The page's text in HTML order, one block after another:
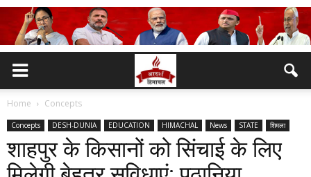
Home Concepts
Concepts DESH-DUNIA EDUCATION HIMACHAL News STATE शिमला
शाहपुर के किसानों को सिंचाई के लिए